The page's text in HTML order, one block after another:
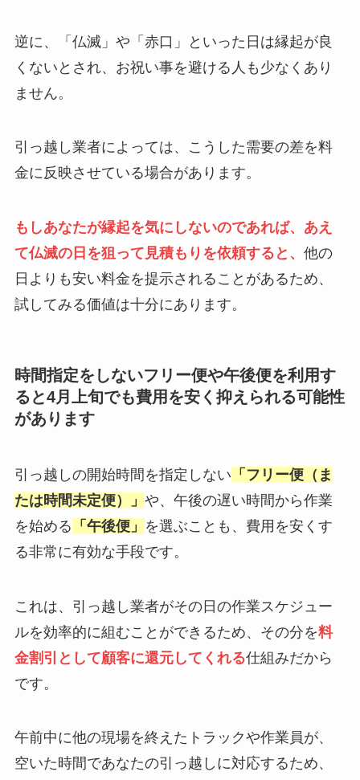
逆に、「仏滅」や「赤口」といった日は縁起が良
くないとされ、お祝い事を避ける人も少なくあり
ません。
引っ越し業者によっては、こうした需要の差を料
金に反映させている場合があります。
もしあなたが縁起を気にしないのであれば、あえ
て仏滅の日を狙って見積もりを依頼すると、 他の
日よりも安い料金を提示されることがあるため、
試してみる価値は十分にあります。
時間指定をしないフリー便や午後便を利用す
ると4月上旬でも費用を安く抑えられる可能性
があります
引っ越しの開始時間を指定しない 「フリー便（ま
たは時間未定便）」 や、午後の遅い時間から作業
を始める 「午後便」 を選ぶことも、費用を安くす
る非常に有効な手段です。
これは、引っ越し業者がその日の作業スケジュー
ルを効率的に組むことができるため、その分を料
金割引として顧客に還元してくれる仕組みだから
です。
午前中に他の現場を終えたトラックや作業員が、
空いた時間であなたの引っ越しに対応するため、